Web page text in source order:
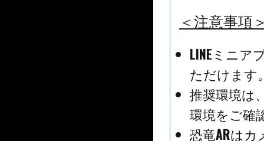
＜注意事項
LINEミニア
ただけます
推奨環境は
環境をご確
恐竜ARは